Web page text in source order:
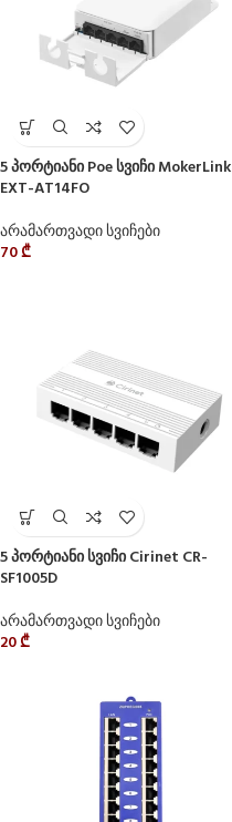
5 პორტიანი Poe სვიჩი MokerLink
EXT-AT14FO
არამართვადი სვიჩები
70₾
5 პორტიანი სვიჩი Cirinet CR-
SF1005D
არამართვადი სვიჩები
20₾